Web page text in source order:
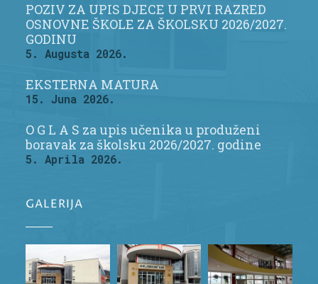
POZIV ZA UPIS DJECE U PRVI RAZRED
OSNOVNE ŠKOLE ZA ŠKOLSKU 2026/2027.
GODINU
5. Augusta 2026.
EKSTERNA MATURA
15. Juna 2026.
O G L A S za upis učenika u produženi
boravak za školsku 2026/2027. godine
5. Aprila 2026.
GALERIJA